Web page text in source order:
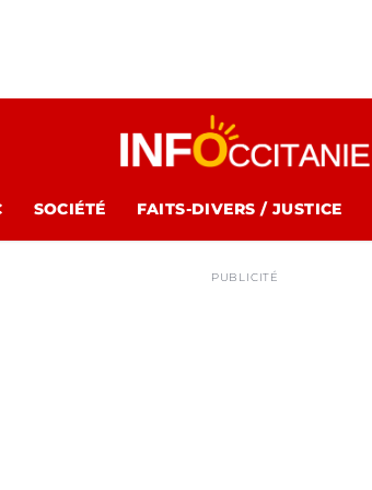
SOCIÉTÉ FAITS-DIVERS / JUSTICE
PUBLICITÉ